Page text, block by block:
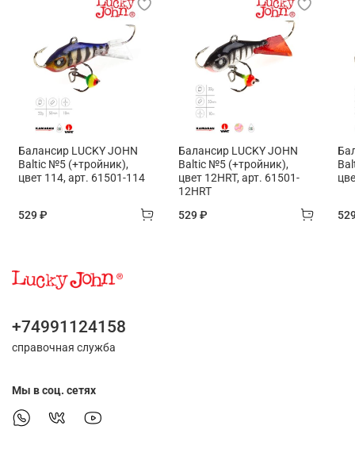
Балансир LUCKY JOHN
Baltic №5 (+тройник),
цвет 114, арт. 61501-114
529 ₽
Балансир LUCKY JOHN
Baltic №5 (+тройник),
цвет 12HRT, арт. 61501-
12HRT
529 ₽
+74991124158
справочная служба
Мы в соц. сетях